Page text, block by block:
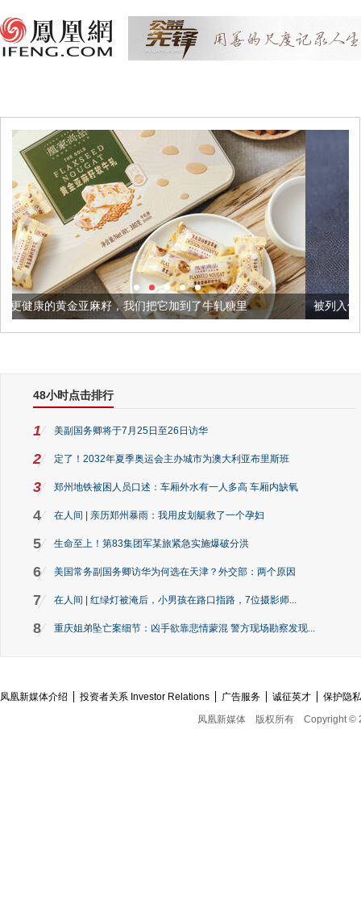
我们把它加到了牛轧糖里 被列入佛家七宝的它到底有多美
48小时点击排行
1 美副国务卿将于7月25日至26日访华
2 定了！2032年夏季奥运会主办城市为澳大利亚布里斯班
3 郑州地铁被困人员口述：车厢外水有一人多高 车厢内缺氧
4 在人间 | 亲历郑州暴雨：我用皮划艇救了一个孕妇
5 生命至上！第83集团军某旅紧急实施爆破分洪
6 美国常务副国务卿访华为何选在天津？外交部：两个原因
7 在人间 | 红绿灯被淹后，小男孩在路口指路，7位摄影师...
8 重庆姐弟坠亡案细节：凶手欲靠悲情蒙混 警方现场勘察发现...
凤凰新媒体介绍 投资者关系 Investor Relations 广告服务 诚征英才
保护隐
凤凰新媒体
版权所有 Copyright ©